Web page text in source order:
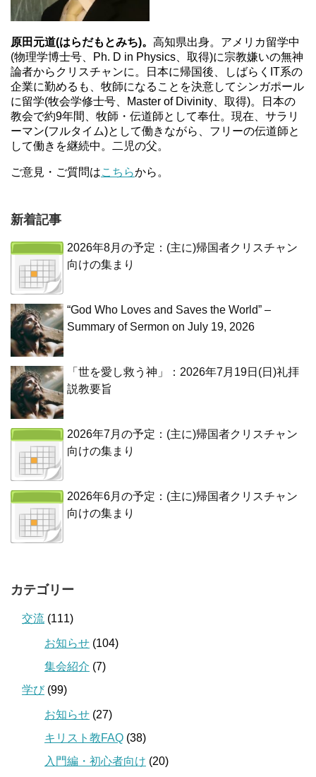
原田元道(はらだもとみち)。 高知県出身。アメリカ留学中
(物理学博士号、Ph. D in Physics、取得)に宗教嫌いの無神
論者からクリスチャンに。日本に帰国後、しばらくIT系の
企業に勤めるも、牧師になることを決意してシンガポール
に留学(牧会学修士号、Master of Divinity、取得)。日本の
教会で約9年間、牧師・伝道師として奉仕。現在、サラリ
ーマン(フルタイム)として働きながら、フリーの伝道師と
して働きを継続中。二児の父。
ご意見・ご質問はこちらから。
新着記事
2026年8月の予定：(主に)帰国者クリスチャン
向けの集まり
“God Who Loves and Saves the World” –
Summary of Sermon on July 19, 2026
「世を愛し救う神」：2026年7月19日(日)礼拝
説教要旨
2026年7月の予定：(主に)帰国者クリスチャン
向けの集まり
2026年6月の予定：(主に)帰国者クリスチャン
向けの集まり
カテゴリー
交流 (111)
お知らせ (104)
集会紹介 (7)
学び(99)
お知らせ (27)
キリスト教FAQ (38)
入門編・初心者向け (20)